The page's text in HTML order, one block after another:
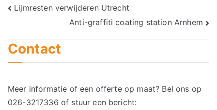
Bericht
navigatie
Lijmresten verwijderen Utrecht
Anti-graffiti coating station Arnhem
Contact
Meer informatie of een offerte op maat? Bel ons op
026-3217336 of stuur een bericht: